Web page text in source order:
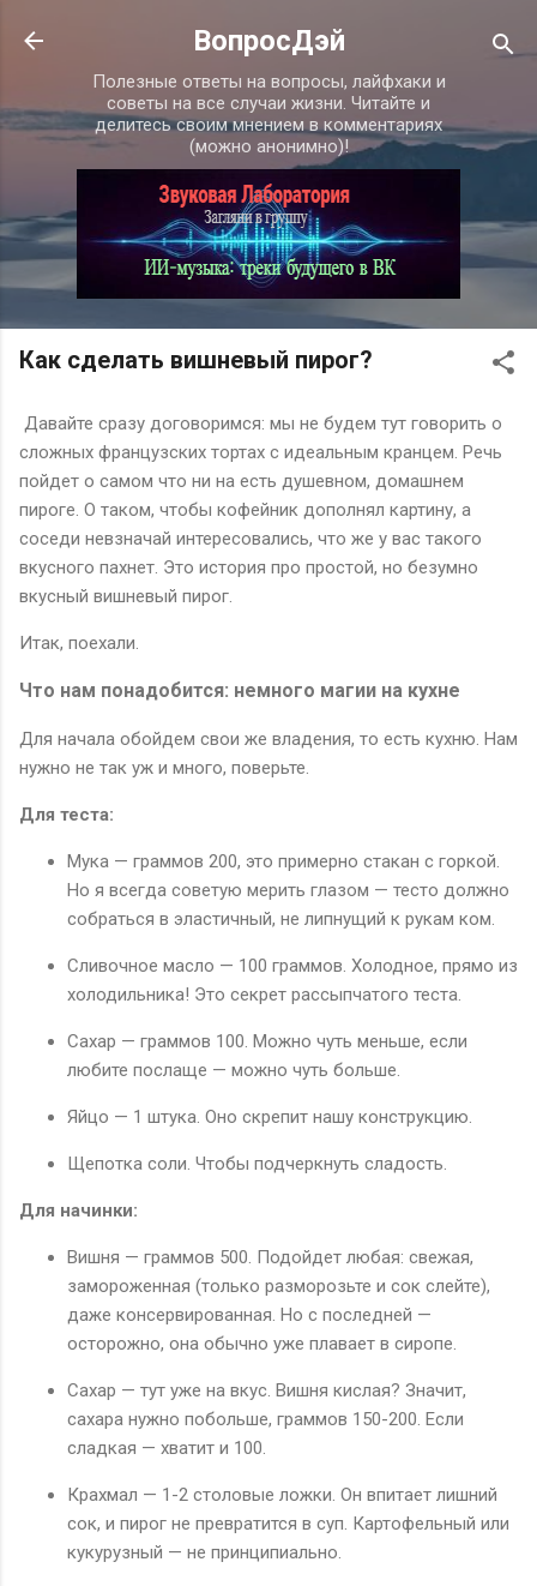
К основному контенту
ВопросДэй
Полезные ответы на вопросы, лайфхаки и
советы на все случаи жизни. Читайте и
делитесь своим мнением в комментариях
(можно анонимно)!
Как сделать вишневый пирог?
Давайте сразу договоримся: мы не будем тут говорить о
сложных французских тортах с идеальным кранцем. Речь
пойдет о самом что ни на есть душевном, домашнем
пироге. О таком, чтобы кофейник дополнял картину, а
соседи невзначай интересовались, что же у вас такого
вкусного пахнет. Это история про простой, но безумно
вкусный вишневый пирог.
Итак, поехали.
Что нам понадобится: немного магии на кухне
Для начала обойдем свои же владения, то есть кухню. Нам
нужно не так уж и много, поверьте.
Для теста:
Мука — граммов 200, это примерно стакан с горкой.
Но я всегда советую мерить глазом — тесто должно
собраться в эластичный, не липнущий к рукам ком.
Сливочное масло — 100 граммов. Холодное, прямо из
холодильника! Это секрет рассыпчатого теста.
Сахар — граммов 100. Можно чуть меньше, если
любите послаще — можно чуть больше.
Яйцо — 1 штука. Оно скрепит нашу конструкцию.
Щепотка соли. Чтобы подчеркнуть сладость.
Для начинки:
Вишня — граммов 500. Подойдет любая: свежая,
замороженная (только разморозьте и сок слейте),
даже консервированная. Но с последней —
осторожно, она обычно уже плавает в сиропе.
Сахар — тут уже на вкус. Вишня кислая? Значит,
сахара нужно побольше, граммов 150-200. Если
сладкая — хватит и 100.
Крахмал — 1-2 столовые ложки. Он впитает лишний
сок, и пирог не превратится в суп. Картофельный или
кукурузный — не принципиально.